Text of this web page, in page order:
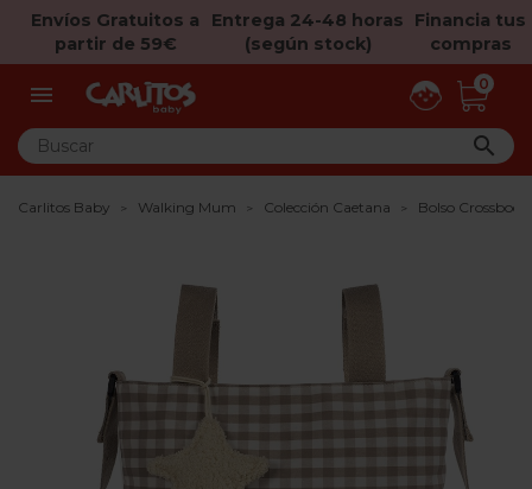
Envíos Gratuitos a
partir de 59€
Entrega 24-48 horas
(según stock)
Financia tus
compras
 0

Carlitos Baby Walking Mum Colección Caetana Bolso